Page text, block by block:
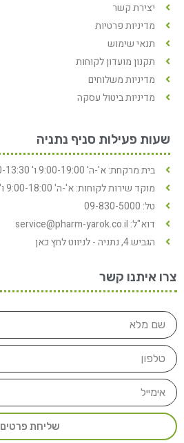
יצירת קשר
מדיניות פרטיות
תנאי שימוש
תקנון מועדון לקוחות
מדיניות משלוחים
מדיניות ביטול עסקה
שעות פעילות סניף נתניה
בית מרקחת: א'-ה' 9:00-19:00 ו' 9:00-13:30
מוקד שירות לקוחות: א'-ה' 9:00-18:00 ו' 9:00-13:00
טל: 09-830-5000
דוא"ל: service@pharm-yarok.co.il
הגביש 4, נתניה - לניווט לחץ כאן
צרו איתנו קשר
שליחת פרטים